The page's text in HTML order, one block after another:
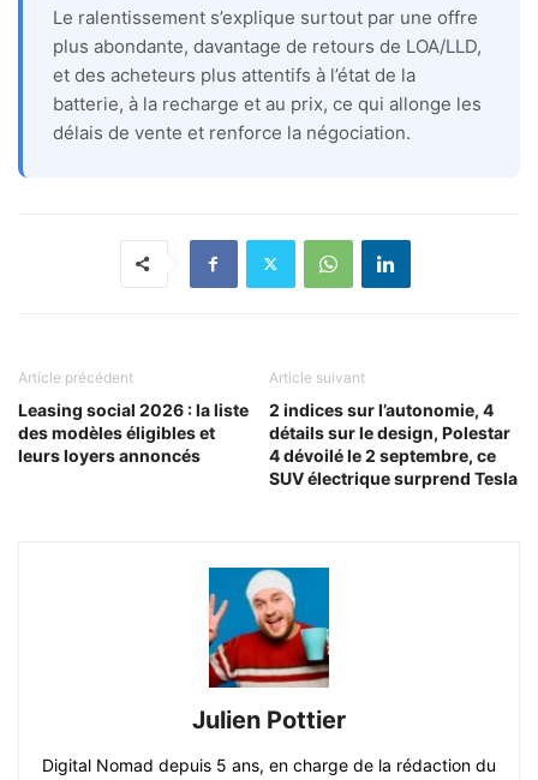
Le ralentissement s’explique surtout par une offre
plus abondante, davantage de retours de LOA/LLD,
et des acheteurs plus attentifs à l’état de la
batterie, à la recharge et au prix, ce qui allonge les
délais de vente et renforce la négociation.
Article précédent
Leasing social 2026 : la liste
des modèles éligibles et
leurs loyers annoncés
Article suivant
2 indices sur l’autonomie, 4
détails sur le design, Polestar
4 dévoilé le 2 septembre, ce
SUV électrique surprend Tesla
Julien Pottier
Digital Nomad depuis 5 ans, en charge de la rédaction du